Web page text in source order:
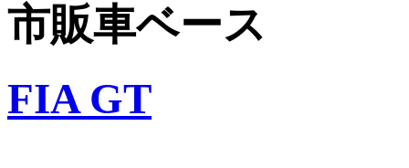
市販車ベース
FIA GT